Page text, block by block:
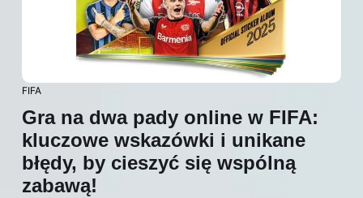
FIFA
Gra na dwa pady online w FIFA:
kluczowe wskazówki i unikane
błędy, by cieszyć się wspólną
zabawą!